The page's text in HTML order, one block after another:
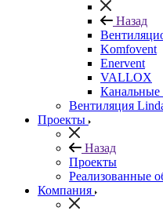
Назад
Komfovent
Enervent
VALLOX
Канальные
Вентиляция
Проекты
Назад
Проекты
Реализованные
Компания